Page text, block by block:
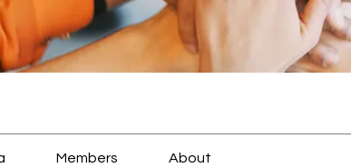
Members About